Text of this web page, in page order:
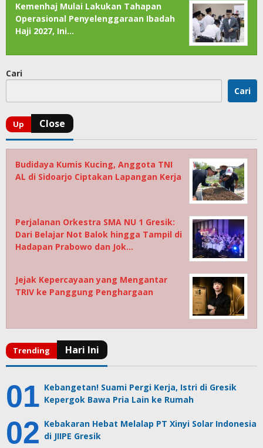
Kemenhaj Mulai Lakukan Tahapan
Operasional Penyelenggaraan Ibadah
Haji 2027, Ini…
Cari
Cari
Budidaya Kumis Kucing, Anggota TNI
AL di Sidoarjo Ciptakan Lapangan Kerja
Perjalanan Orkestra SMA NU 1 Gresik:
Dari Belajar Not Balok hingga Tampil di
Hadapan Prabowo dan Jok…
Jejak Kepercayaan yang Mengantar
TRIV ke Panggung Penghargaan
Kebangetan! Suami Pergi Kerja, Istri di Gresik
Kepergok Bawa Pria Lain ke Rumah
Kebakaran Hebat Melalap PT Xinyi Solar Indonesia
di JIIPE Gresik